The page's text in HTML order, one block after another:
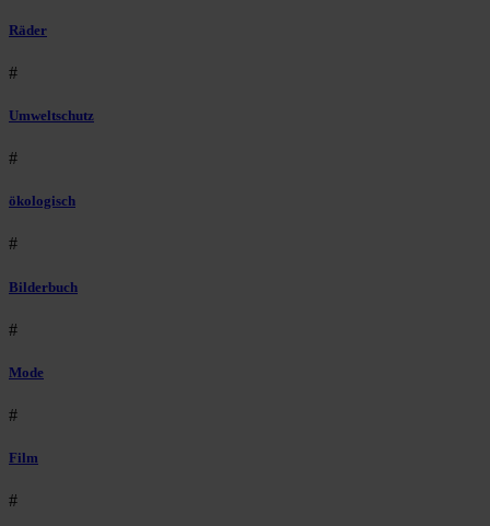
Räder
#
Umweltschutz
#
ökologisch
#
Bilderbuch
#
Mode
#
Film
#